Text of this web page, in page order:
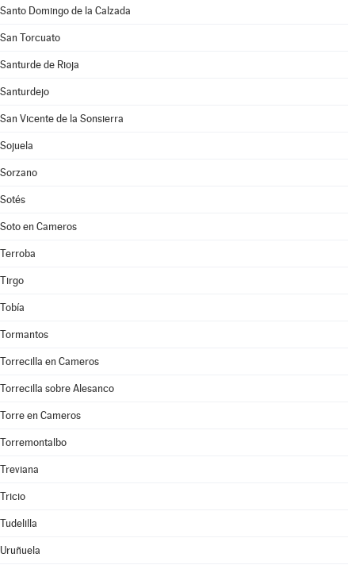
Santo Domingo de la Calzada
San Torcuato
Santurde de Rioja
Santurdejo
San Vicente de la Sonsierra
Sojuela
Sorzano
Sotés
Soto en Cameros
Terroba
Tirgo
Tobía
Tormantos
Torrecilla en Cameros
Torrecilla sobre Alesanco
Torre en Cameros
Torremontalbo
Treviana
Tricio
Tudelilla
Uruñuela